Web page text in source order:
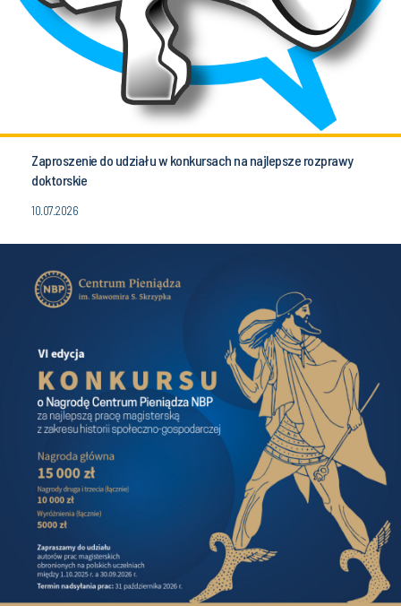
Zaproszenie do udziału w konkursach na najlepsze rozprawy
doktorskie
10.07.2026